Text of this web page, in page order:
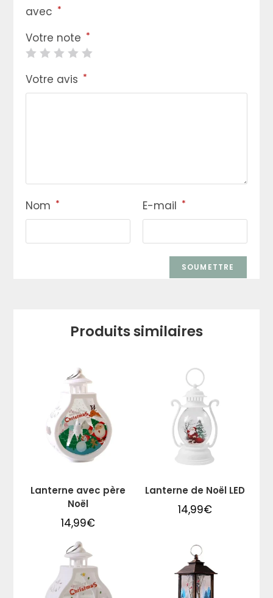
avec *
Votre note *
Votre avis *
Nom * E-mail *
Produits similaires
Lanterne avec père
Noël
14,99€
Lanterne de Noël LED
14,99€